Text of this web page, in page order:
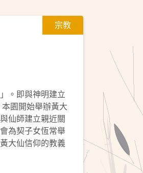
宗教
。即與神明建立
園開始舉辦黃大
仙師建立親近關
為契子女恆常舉
大仙信仰的教義